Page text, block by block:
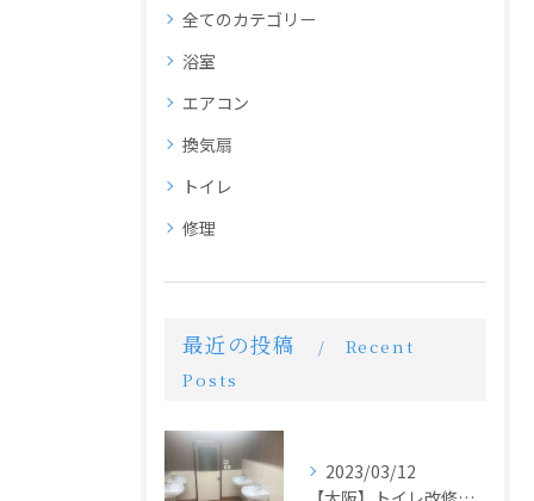
全てのカテゴリー
浴室
エアコン
換気扇
トイレ
修理
最近の投稿
Recent
Posts
2023/03/12